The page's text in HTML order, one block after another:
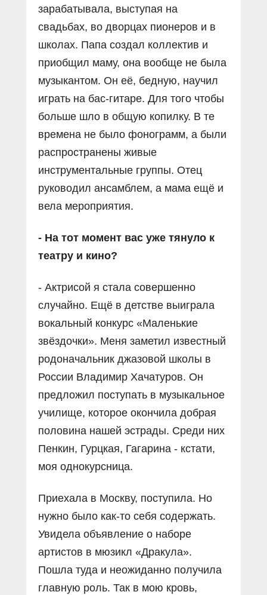
зарабатывала, выступая на
свадьбах, во дворцах пионеров и в
школах. Папа создал коллектив и
приобщил маму, она вообще не была
музыкантом. Он её, бедную, научил
играть на бас-гитаре. Для того чтобы
больше шло в общую копилку. В те
времена не было фонограмм, а были
распространены живые
инструментальные группы. Отец
руководил ансамблем, а мама ещё и
вела мероприятия.
- На тот момент вас уже тянуло к
театру и кино?
- Актрисой я стала совершенно
случайно. Ещё в детстве выиграла
вокальный конкурс «Маленькие
звёздочки». Меня заметил известный
родоначальник джазовой школы в
России Владимир Хачатуров. Он
предложил поступать в музыкальное
училище, которое окончила добрая
половина нашей эстрады. Среди них
Пенкин, Гурцкая, Гагарина - кстати,
моя однокурсница.
Приехала в Москву, поступила. Но
нужно было как-то себя содержать.
Увидела объявление о наборе
артистов в мюзикл «Дракула».
Пошла туда и неожиданно получила
главную роль. Так в мою кровь,